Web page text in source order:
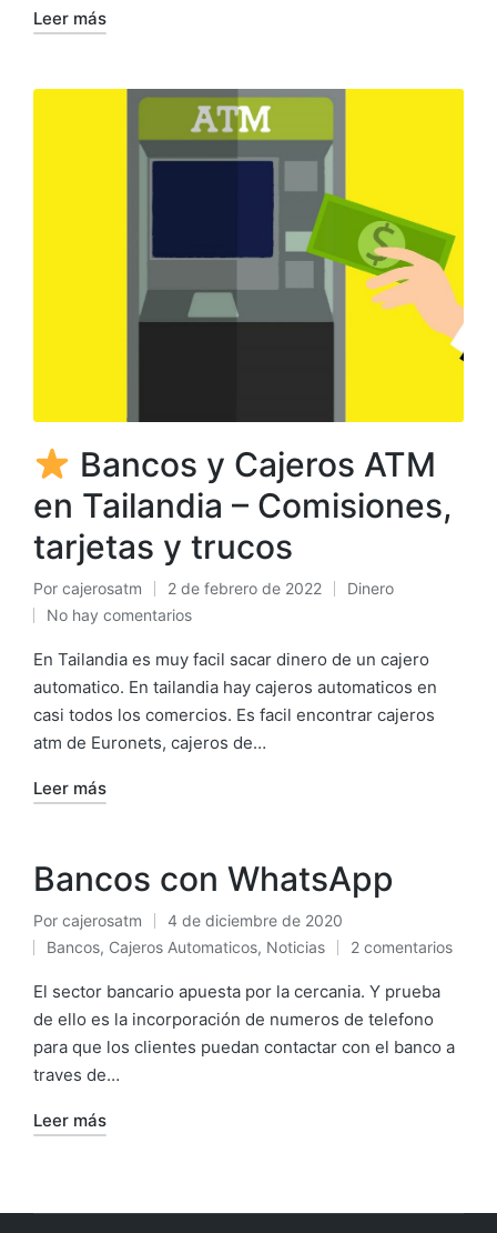
Leer más
Bancos y Cajeros ATM
en Tailandia – Comisiones,
tarjetas y trucos
Publicado
por
Por cajerosatm 2 de febrero de 2022
Publicado
Dinero
No hay comentarios
En Tailandia es muy facil sacar dinero de un cajero
automatico. En tailandia hay cajeros automaticos en
casi todos los comercios. Es facil encontrar cajeros
atm de Euronets, cajeros de…
Leer más
Bancos con WhatsApp
Publicado
por
Por cajerosatm 4 de diciembre de 2020
Publicado
en
Bancos, Cajeros Automaticos, Noticias 2 comentarios
El sector bancario apuesta por la cercania. Y prueba
de ello es la incorporación de numeros de telefono
para que los clientes puedan contactar con el banco a
traves de…
Leer más